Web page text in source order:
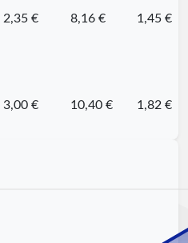
2,35 € 8,16 € 1,45 €
3,00 € 10,40 € 1,82 €